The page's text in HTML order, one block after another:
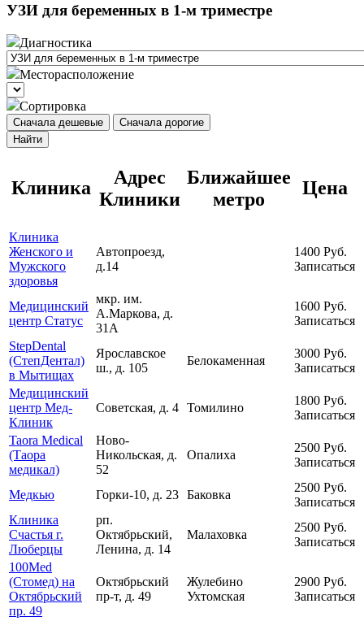
УЗИ для беременных в 1-м триместре
Диагностика
Месторасположение
Сортировка
Сначала дешевые
Сначала дорогие
Найти
Клиника
Адрес
Клиники
Ближайшее
метро
Цена
Клиника
Женского и
Мужского
здоровья
Автопроезд,
д.14
1400 Руб.
Записаться
Медицинский
центр Статус
мкр. им.
А.Маркова, д.
31А
1600 Руб.
Записаться
StepDental
(СтепДентал)
в Мытищах
Ярославское
ш., д. 105
Белокаменная
3000 Руб.
Записаться
Медицинский
центр Мед-
Клиник
Советская, д. 4 Томилино
1800 Руб.
Записаться
Taora Medical
(Таора
медикал)
Ново-
Никольская, д.
52
Опалиха
2500 Руб.
Записаться
Медкью Горки-10, д. 23 Баковка
2500 Руб.
Записаться
Клиника
Счастья г.
Люберцы
рп.
Октябрьский,
Ленина, д. 14
Малаховка
2500 Руб.
Записаться
100Med
(Стомед) на
Октябрьский
пр. 49
Октябрьский
пр-т, д. 49
Жулебино
Ухтомская
2900 Руб.
Записаться